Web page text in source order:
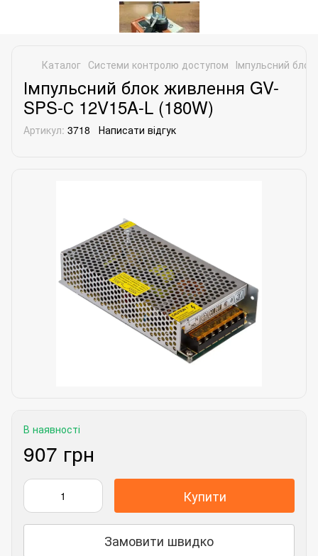
Каталог Системи контролю доступом Імпульсний
Імпульсний блок живлення GV-
SPS-С 12V15A-L (180W)
Артикул: 3718 Написати відгук
В наявності
907 грн
Купити
Замовити швидко